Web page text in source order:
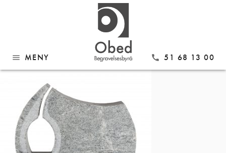
menu MENY call 51 68 13 00
Modell 751 MPL white